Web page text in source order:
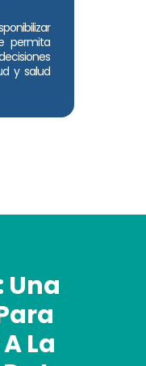
permita
y salud
Una
La